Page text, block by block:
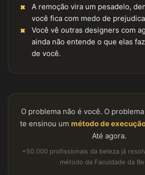
A remoção vira um pesadelo,
você fica com medo de
Você vê outras designers com
ainda não entende o que elas
de você.
O problema não é você. O
te ensinou um método de
Até agora.
+50.000 profissionais da beleza já
método da Faculdade da